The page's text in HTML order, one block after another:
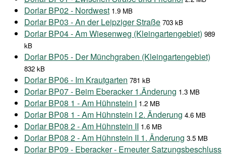
Dorlar BP02 - Nordwest 1.9 MB
Dorlar BP03 - An der Leipziger Straße 703 kB
Dorlar BP04 - Am Wiesenweg (Kleingartengebiet) 989
kB
Dorlar BP05 - Der Münchgraben (Kleingartengebiet)
832 kB
Dorlar BP06 - Im Krautgarten 781 kB
Dorlar BP07 - Beim Eberacker 1.Änderung 1.3 MB
Dorlar BP08 1 - Am Hühnstein I 1.2 MB
Dorlar BP08 1 - Am Hühnstein I 2. Änderung 4.6 MB
Dorlar BP08 2 - Am Hühnstein II 1.6 MB
Dorlar BP08 2 - Am Hühnstein II 1. Änderung 3.5 MB
Dorlar BP09 - Eberacker - Erneuter Satzungsbeschluss